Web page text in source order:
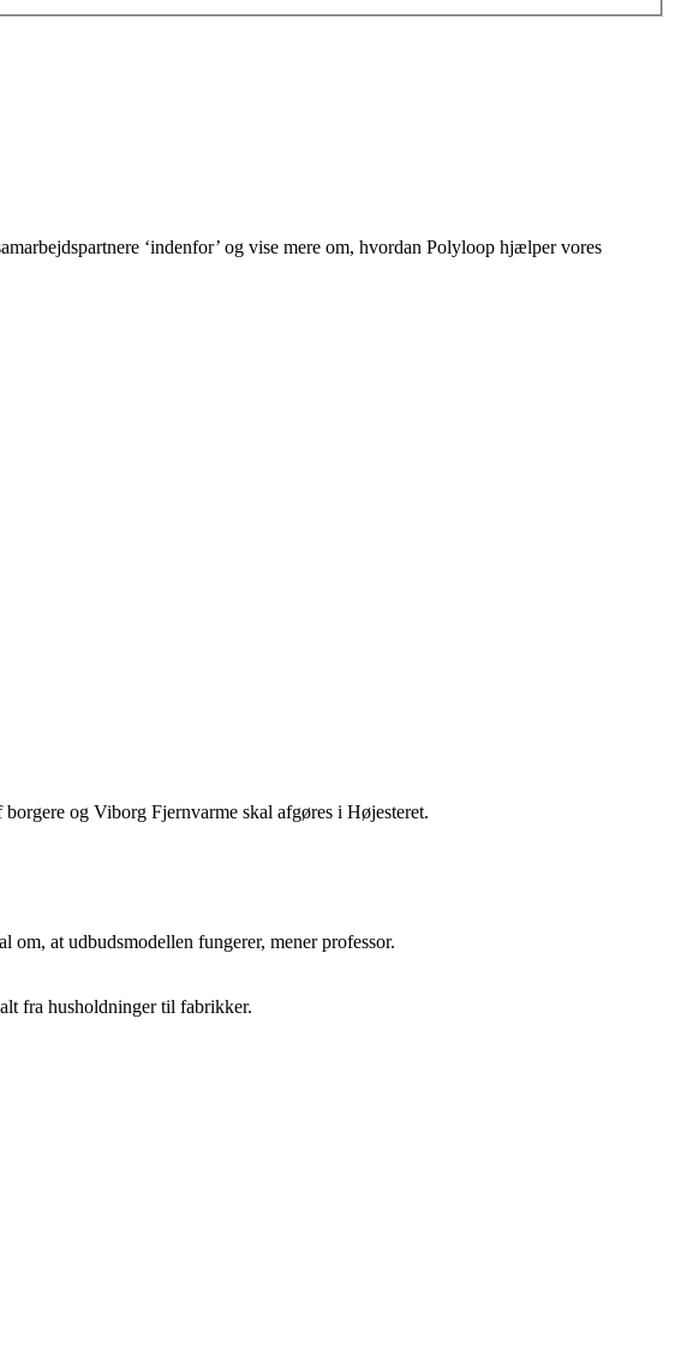
‘indenfor’ og vise mere om, hvordan Polyloop hjælper vores
og Viborg Fjernvarme skal afgøres i Højesteret.
om, at udbudsmodellen fungerer, mener professor.
fra husholdninger til fabrikker.